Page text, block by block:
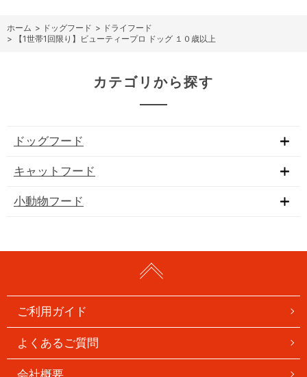
ホーム > ドッグフード > ドライフード
>
【1世帯1回限り】ビューティープロ ドッグ １０歳以上
カテゴリから探す
ドッグフード
キャットフード
小動物フード
ご利用ガイド
よくあるご質問
会社概要